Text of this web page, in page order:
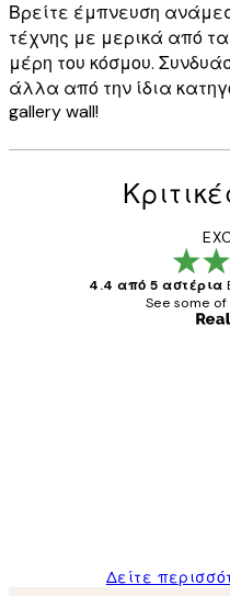
Βρείτε έμπνευση
τέχνης με μερικά από
μέρη του κόσμου.
άλλα από την ίδια
gallery wall!
4.4 από 5 αστέρια
See some
Δείτε